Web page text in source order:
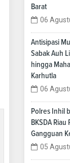
Barat
06
Antisipasi
Sabak Auh
hingga
Karhutla
06
Polres Inhil
BKSDA
Gangguan
05